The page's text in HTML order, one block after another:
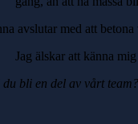
avslutar med att
Jag älskar att känna
bli en del av vårt